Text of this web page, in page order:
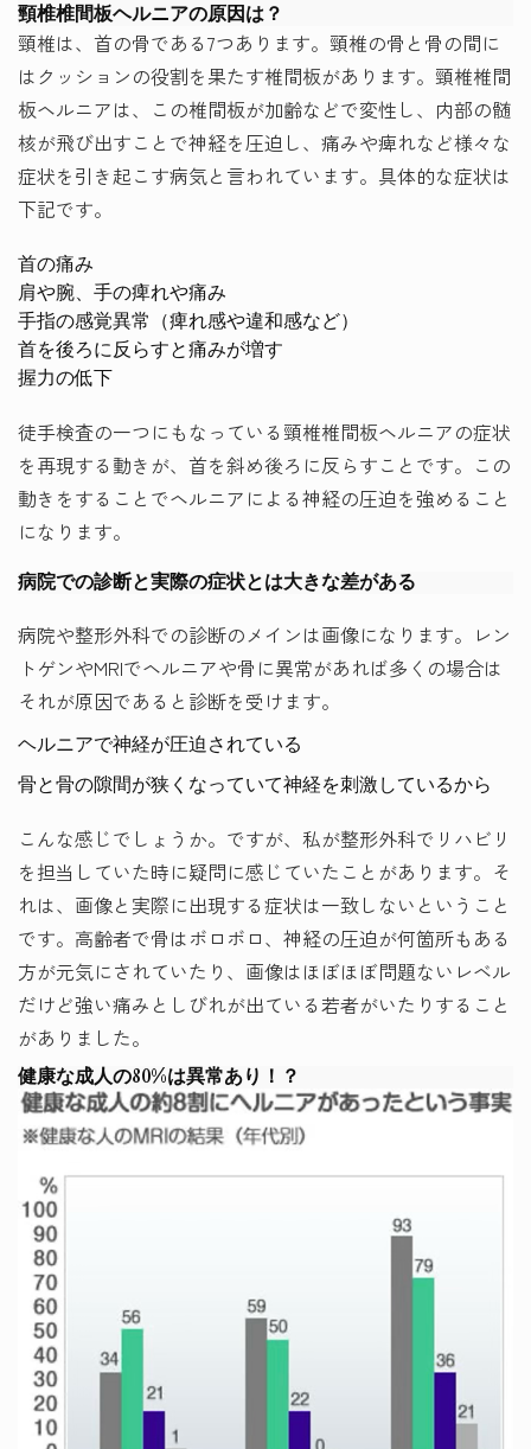
頸椎椎間板ヘルニアの原因は？
頸椎は、首の骨である7つあります。頸椎の骨と骨の間に
はクッションの役割を果たす椎間板があります。頸椎椎間
板ヘルニアは、この椎間板が加齢などで変性し、内部の髄
核が飛び出すことで神経を圧迫し、痛みや痺れなど様々な
症状を引き起こす病気と言われています。具体的な症状は
下記です。
首の痛み
肩や腕、手の痺れや痛み
手指の感覚異常（痺れ感や違和感など）
首を後ろに反らすと痛みが増す
握力の低下
徒手検査の一つにもなっている頸椎椎間板ヘルニアの症状
を再現する動きが、首を斜め後ろに反らすことです。この
動きをすることでヘルニアによる神経の圧迫を強めること
になります。
病院での診断と実際の症状とは大きな差がある
病院や整形外科での診断のメインは画像になります。レン
トゲンやMRIでヘルニアや骨に異常があれば多くの場合は
それが原因であると診断を受けます。
ヘルニアで神経が圧迫されている
骨と骨の隙間が狭くなっていて神経を刺激しているから
こんな感じでしょうか。ですが、私が整形外科でリハビリ
を担当していた時に疑問に感じていたことがあります。そ
れは、画像と実際に出現する症状は一致しないということ
です。高齢者で骨はボロボロ、神経の圧迫が何箇所もある
方が元気にされていたり、画像はほぼほぼ問題ないレベル
だけど強い痛みとしびれが出ている若者がいたりすること
がありました。
健康な成人の80%は異常あり！？